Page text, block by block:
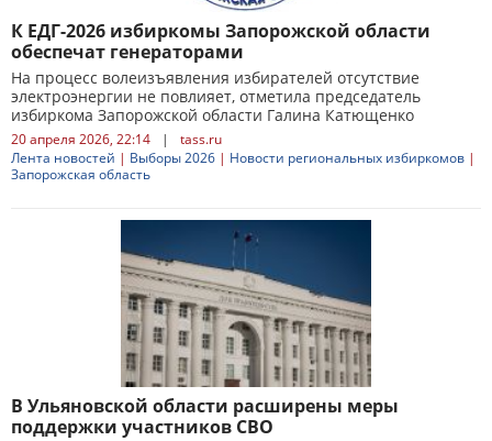
К ЕДГ-2026 избиркомы Запорожской области
обеспечат генераторами
На процесс волеизъявления избирателей отсутствие
электроэнергии не повлияет, отметила председатель
избиркома Запорожской области Галина Катющенко
20 апреля 2026, 22:14 |
tass.ru
Лента новостей | Выборы 2026 | Новости региональных избиркомов |
Запорожская область
В Ульяновской области расширены меры
поддержки участников СВО